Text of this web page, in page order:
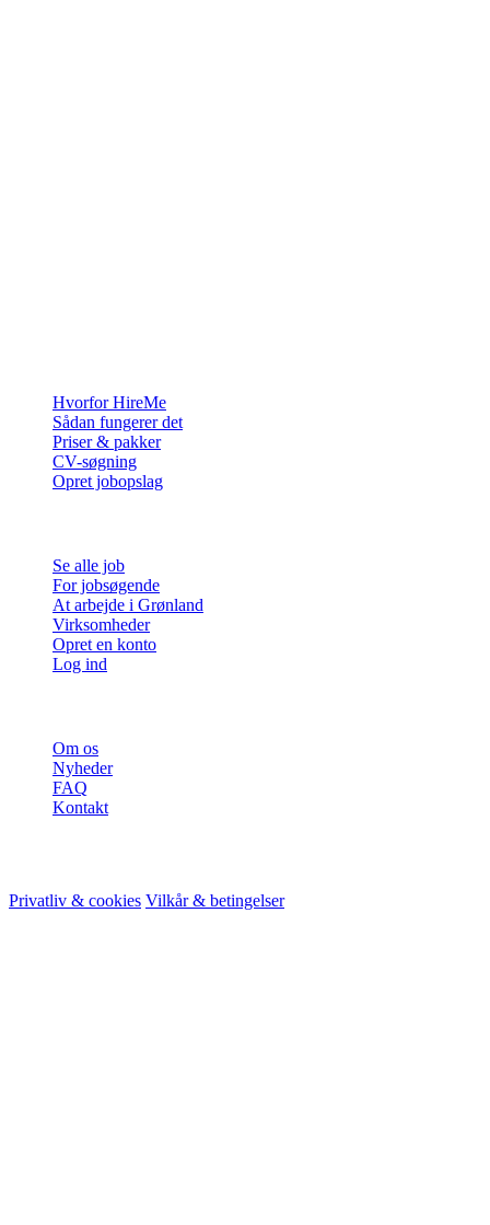
Hvorfor HireMe
Sådan fungerer det
Priser & pakker
CV-søgning
Opret jobopslag
Se alle job
For jobsøgende
At arbejde i Grønland
Virksomheder
Opret en konto
Log ind
Om os
Nyheder
FAQ
Kontakt
Privatliv & cookies Vilkår & betingelser